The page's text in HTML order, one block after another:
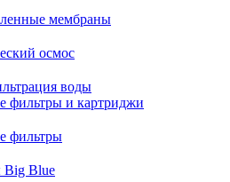
мембраны
осмос
воды
фильтры и картриджи
фильтры
Big Blue